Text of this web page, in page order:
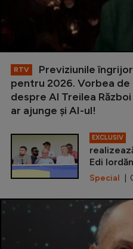
RTV
Previziunile
pentru 2026. Vorbea
despre Al Treilea
ar ajunge și AI-ul!
EXCLUSIV
Edi
Special |